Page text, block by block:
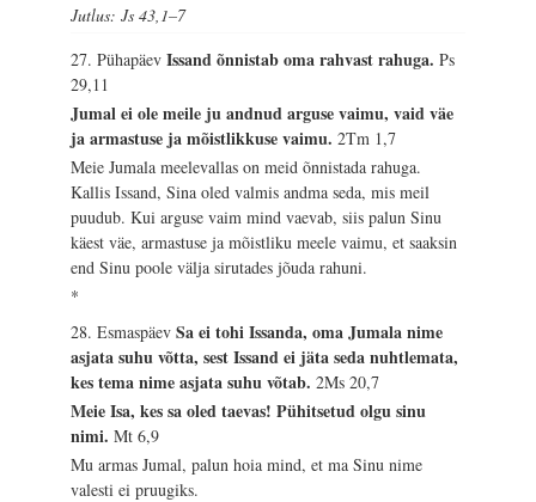
Jutlus: Js 43,1–7
27. PühapäevIssand õnnistab oma rahvast rahuga.Ps
29,11
Jumal ei ole meile ju andnud arguse vaimu, vaid väe
ja armastuse ja mõistlikkuse vaimu.2Tm 1,7
Meie Jumala meelevallas on meid õnnistada rahuga.
Kallis Issand, Sina oled valmis andma seda, mis meil
puudub. Kui arguse vaim mind vaevab, siis palun Sinu
käest väe, armastuse ja mõistliku meele vaimu, et saaksin
end Sinu poole välja sirutades jõuda rahuni.
*
28. EsmaspäevSa ei tohi Issanda, oma Jumala nime
asjata suhu võtta, sest Issand ei jäta seda nuhtlemata,
kes tema nime asjata suhu võtab.2Ms 20,7
Meie Isa, kes sa oled taevas! Pühitsetud olgu sinu
nimi.Mt 6,9
Mu armas Jumal, palun hoia mind, et ma Sinu nime
valesti ei pruugiks.